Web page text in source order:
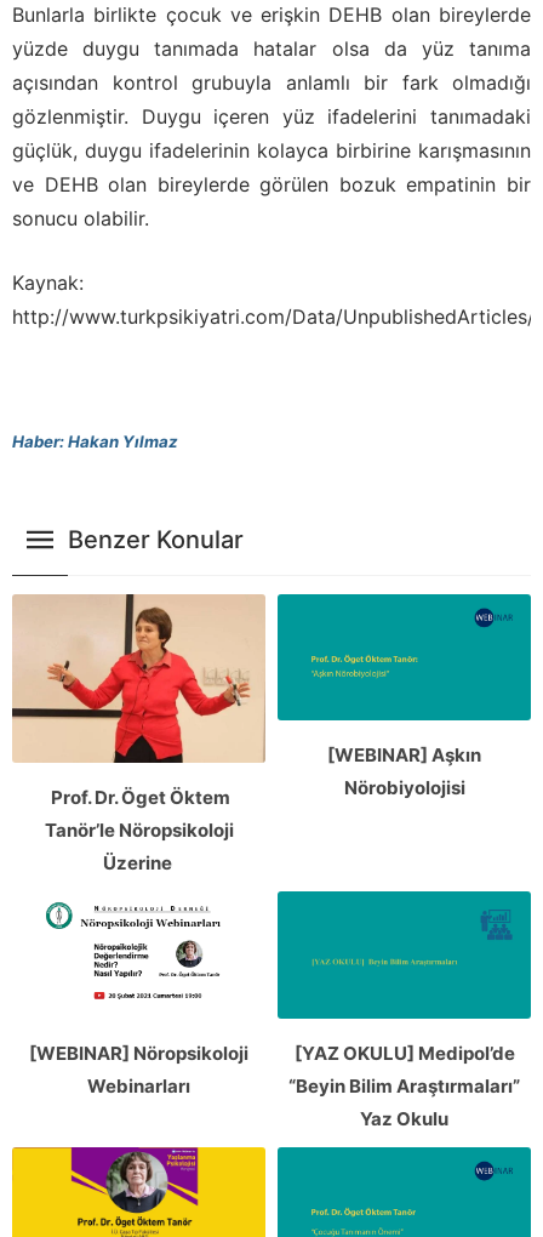
Bunlarla birlikte çocuk ve erişkin DEHB olan bireylerde
yüzde duygu tanımada hatalar olsa da yüz tanıma
açısından kontrol grubuyla anlamlı bir fark olmadığı
gözlenmiştir. Duygu içeren yüz ifadelerini tanımadaki
güçlük, duygu ifadelerinin kolayca birbirine karışmasının
ve DEHB olan bireylerde görülen bozuk empatinin bir
sonucu olabilir.
Kaynak:
http://www.turkpsikiyatri.com/Data/UnpublishedArticles/
Haber: Hakan Yılmaz
Benzer Konular
Prof. Dr. Öget Öktem
Tanör’le Nöropsikoloji
Üzerine
[WEBINAR] Aşkın
Nörobiyolojisi
[WEBINAR] Nöropsikoloji
Webinarları
[YAZ OKULU] Medipol’de
“Beyin Bilim Araştırmaları”
Yaz Okulu